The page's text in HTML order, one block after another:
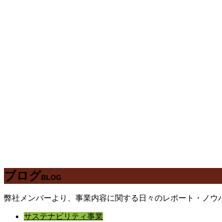
ブログBLOG
弊社メンバーより、事業内容に関する日々のレポート・ノウ
サステナビリティ事業